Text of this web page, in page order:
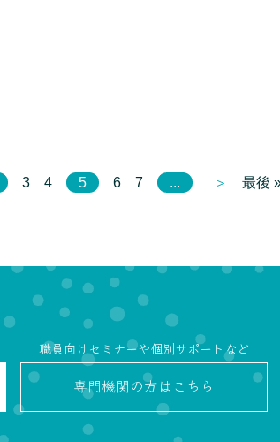
3 4 5 6 7 ... ＞ 最後
職員向けセミナーや個別サポートなど
専門機関の方はこちら